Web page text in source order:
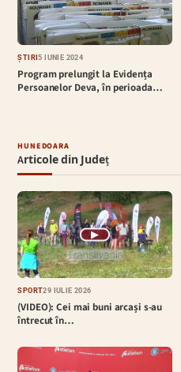
ȘTIRI5 IUNIE 2024
Program prelungit la Evidența
Persoanelor Deva, în perioada…
HUNEDOARA
Articole din Județ
▶
SPORT29 IULIE 2026
(VIDEO): Cei mai buni arcași s-au
întrecut în…